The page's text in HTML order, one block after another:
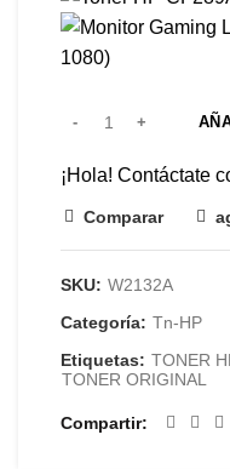
¡Hola! Contáctate
Comparar
SKU: W2132A
Categoría: Tn-HP
Etiquetas: TONER
TONER ORIGINAL
Compartir